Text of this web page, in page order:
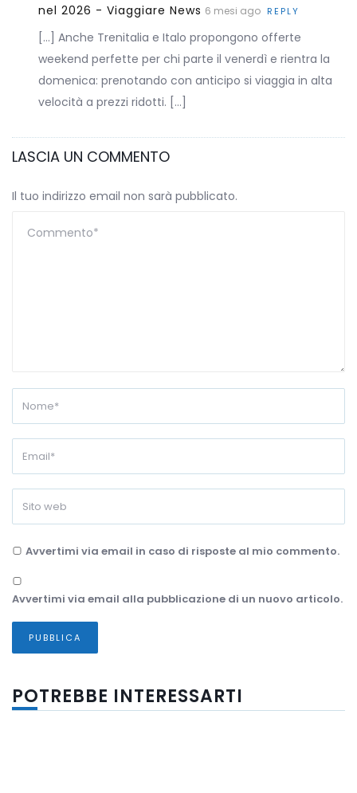
nel 2026 - Viaggiare News 6 mesi ago REPLY
[…] Anche Trenitalia e Italo propongono offerte
weekend perfette per chi parte il venerdì e rientra la
domenica: prenotando con anticipo si viaggia in alta
velocità a prezzi ridotti. […]
LASCIA UN COMMENTO
Il tuo indirizzo email non sarà pubblicato.
Avvertimi via email in caso di risposte al mio commento.
Avvertimi via email alla pubblicazione di un nuovo articolo.
POTREBBE INTERESSARTI